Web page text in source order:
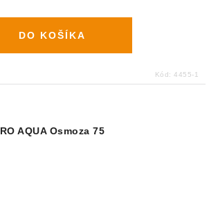
DO KOŠÍKA
Kód: 4455-1
RO AQUA Osmoza 75